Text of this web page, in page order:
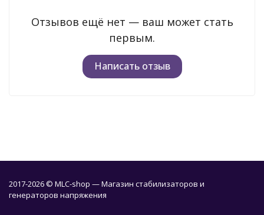
Отзывов ещё нет — ваш может стать
первым.
Написать отзыв
2017-2026 © MLC-shop — Магазин стабилизаторов и
генераторов напряжения